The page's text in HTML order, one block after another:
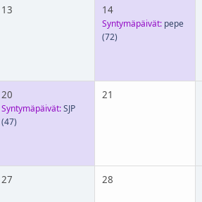
13 14
Syntymäpäivät: pepe
(72)
20
Syntymäpäivät: SJP
(47)
21
27 28